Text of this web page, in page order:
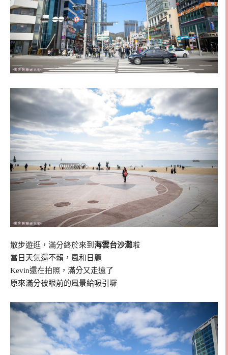
散步遊逛，滿分終於來到 海雲台沙灘啦
當日天氣還不賴，風和日麗
Kevin還在拍照，滿分又走遠了
原來滿分被眼前的風景給吸引囉